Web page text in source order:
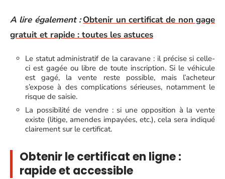
A lire également : Obtenir un certificat de non gage
gratuit et rapide : toutes les astuces
Le statut administratif de la caravane : il précise si celle-
ci est gagée ou libre de toute inscription. Si le véhicule
est gagé, la vente reste possible, mais l’acheteur
s’expose à des complications sérieuses, notamment le
risque de saisie.
La possibilité de vendre : si une opposition à la vente
existe (litige, amendes impayées, etc.), cela sera indiqué
clairement sur le certificat.
Obtenir le certificat en ligne :
rapide et accessible